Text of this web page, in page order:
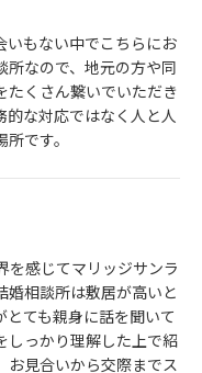
いもない中でこちらにお
なので、地元の方や同
たくさん繋いでいただき
的な対応ではなく人と人
です。
を感じてマリッジサンラ
婚相談所は敷居が高いと
ても親身に話を聞いて
しっかり理解した上で紹
お見合いから交際までス